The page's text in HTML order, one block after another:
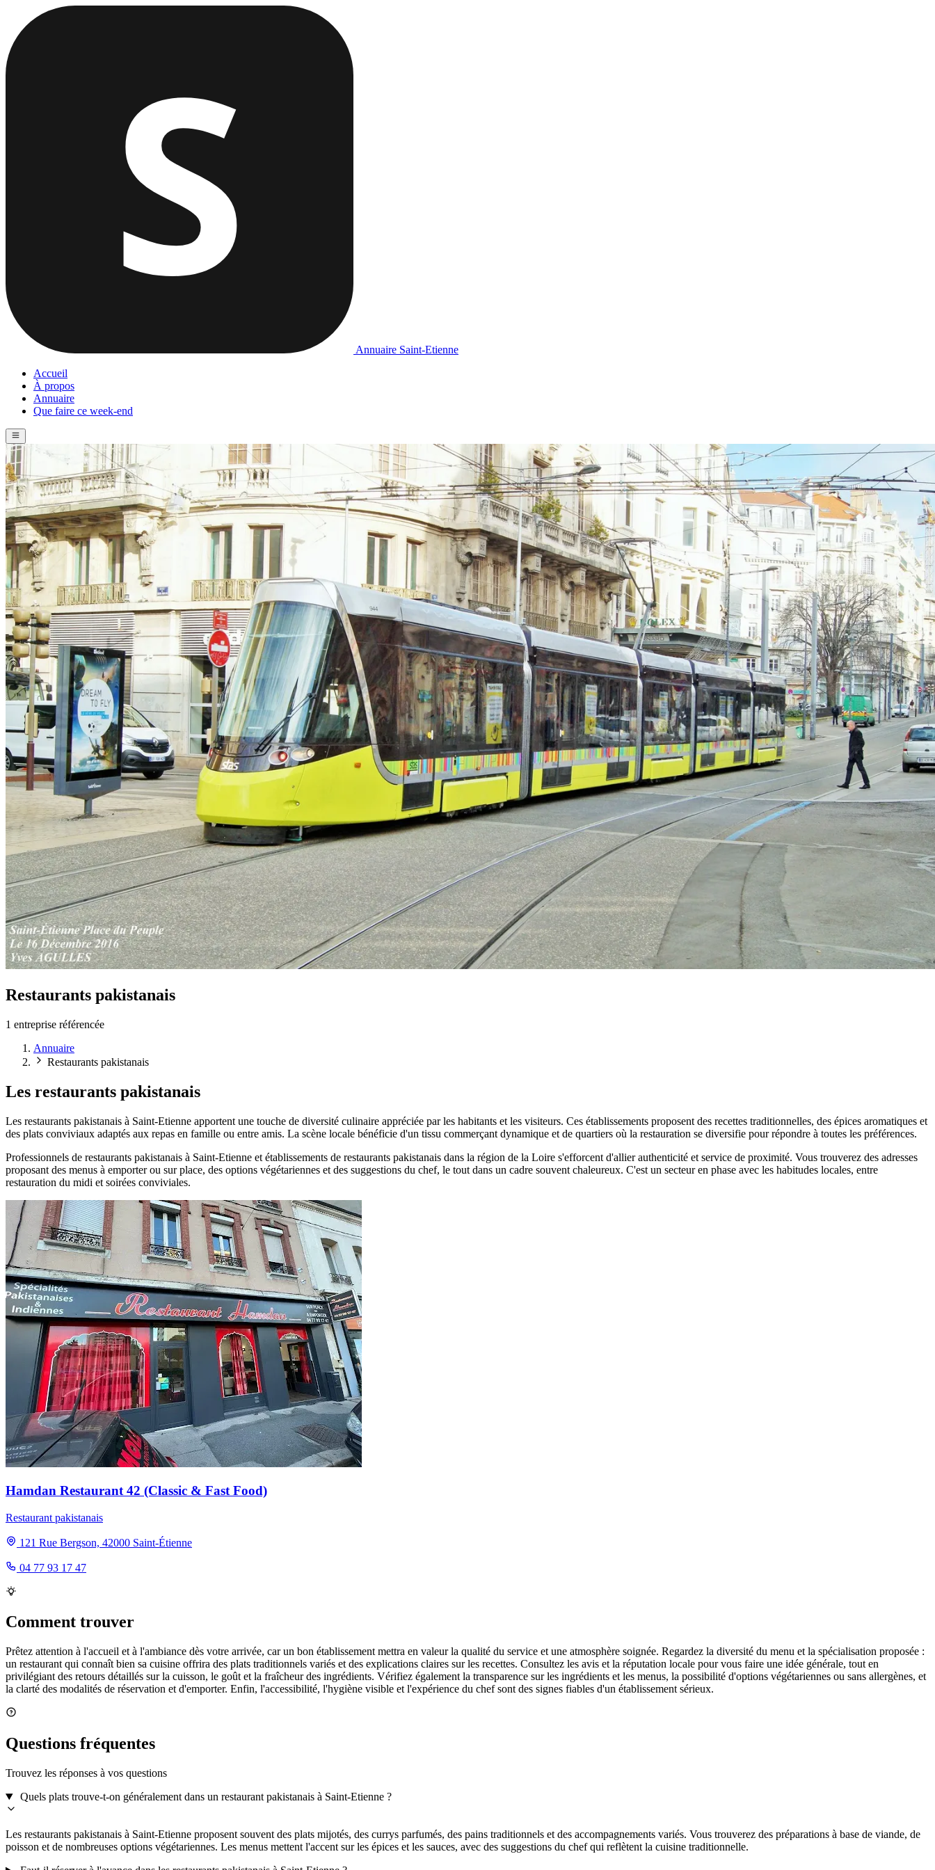
Annuaire Saint-Etienne
Accueil
À propos
Annuaire
Que faire ce week-end
Restaurants pakistanais
1 entreprise référencée
Annuaire
Restaurants pakistanais
Les restaurants pakistanais
Les restaurants pakistanais à Saint-Etienne apportent une touche de diversité culinaire appréciée par les habitants et les visiteurs. Ces établissements proposent des recettes traditionnelles, des épices aromatiques et
des plats conviviaux adaptés aux repas en famille ou entre amis. La scène locale bénéficie d'un tissu commerçant dynamique et de quartiers où la restauration se diversifie pour répondre à toutes les préférences.
Professionnels de restaurants pakistanais à Saint-Etienne et établissements de restaurants pakistanais dans la région de la Loire s'efforcent d'allier authenticité et service de proximité. Vous trouverez des adresses
proposant des menus à emporter ou sur place, des options végétariennes et des suggestions du chef, le tout dans un cadre souvent chaleureux. C'est un secteur en phase avec les habitudes locales, entre
restauration du midi et soirées conviviales.
Hamdan Restaurant 42 (Classic & Fast Food)
Restaurant pakistanais
121 Rue Bergson, 42000 Saint-Étienne
04 77 93 17 47
Comment trouver
Prêtez attention à l'accueil et à l'ambiance dès votre arrivée, car un bon établissement mettra en valeur la qualité du service et une atmosphère soignée. Regardez la diversité du menu et la spécialisation proposée :
un restaurant qui connaît bien sa cuisine offrira des plats traditionnels variés et des explications claires sur les recettes. Consultez les avis et la réputation locale pour vous faire une idée générale, tout en
privilégiant des retours détaillés sur la cuisson, le goût et la fraîcheur des ingrédients. Vérifiez également la transparence sur les ingrédients et les menus, la possibilité d'options végétariennes ou sans allergènes, et
la clarté des modalités de réservation et d'emporter. Enfin, l'accessibilité, l'hygiène visible et l'expérience du chef sont des signes fiables d'un établissement sérieux.
Questions fréquentes
Trouvez les réponses à vos questions
Quels plats trouve-t-on généralement dans un restaurant pakistanais à Saint-Etienne ?
Les restaurants pakistanais à Saint-Etienne proposent souvent des plats mijotés, des currys parfumés, des pains traditionnels et des accompagnements variés. Vous trouverez des préparations à base de viande, de
poisson et de nombreuses options végétariennes. Les menus mettent l'accent sur les épices et les sauces, avec des suggestions du chef qui reflètent la cuisine traditionnelle.